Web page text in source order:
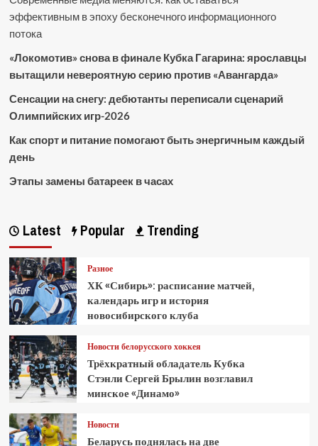
эффективным в эпоху бесконечного информационного
потока
«Локомотив» снова в финале Кубка Гагарина: ярославцы
вытащили невероятную серию против «Авангарда»
Сенсации на снегу: дебютанты переписали сценарий
Олимпийских игр-2026
Как спорт и питание помогают быть энергичным каждый
день
Этапы замены батареек в часах
Latest Popular Trending
Разное
ХК «Сибирь»: расписание матчей,
календарь игр и история
новосибирского клуба
Новости белорусского хоккея
Трёхкратный обладатель Кубка
Стэнли Сергей Брылин возглавил
минское «Динамо»
Новости
Беларусь поднялась на две